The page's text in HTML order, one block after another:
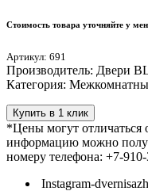
Стоимость товара уточняйте у
Артикул: 691
Производитель: Двери
Категория:
Купить в 1 клик
*Цены могут отличаться
информацию можно
номеру телефона: +7-
Instagram-